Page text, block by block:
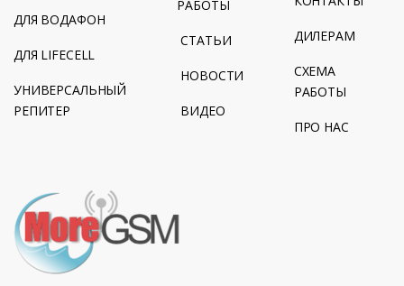
ДЛЯ ВОДАФОН
ДЛЯ LIFECELL
УНИВЕРСАЛЬНЫЙ
РЕПИТЕР
РАБОТЫ
СТАТЬИ
НОВОСТИ
ВИДЕО
ДИЛЕРАМ
СХЕМА
РАБОТЫ
ПРО НАС